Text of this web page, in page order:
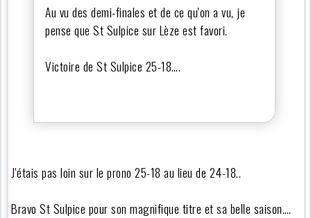
Au vu des demi-finales et de ce qu'on a vu, je
pense que St Sulpice sur Lèze est favori.
Victoire de St Sulpice 25-18….
J'étais pas loin sur le prono 25-18 au lieu de 24-18..
Bravo St Sulpice pour son magnifique titre et sa belle saison….